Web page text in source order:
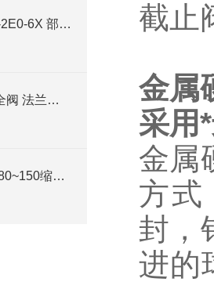
Technical 安全阀 400-2E0-6X 部分现货 整定压力
leser莱斯法兰连接安全阀 法兰面类型
MECAFRANCE - DN80~150缩颈球阀
截止
金属
采用
金属
方式
封，
进的